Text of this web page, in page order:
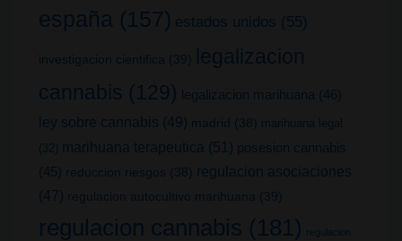
españa (157) estados unidos (55)
investigacion cientifica (39)
legalizacion
cannabis (129) legalizacion marihuana (46)
ley sobre cannabis (49) madrid (38)
marihuana legal
(32)
marihuana terapeutica (51) posesion cannabis
(45) reduccion riesgos (38)
regulacion asociaciones
(47) regulacion autocultivo marihuana (39)
regulacion cannabis (181) regulacion